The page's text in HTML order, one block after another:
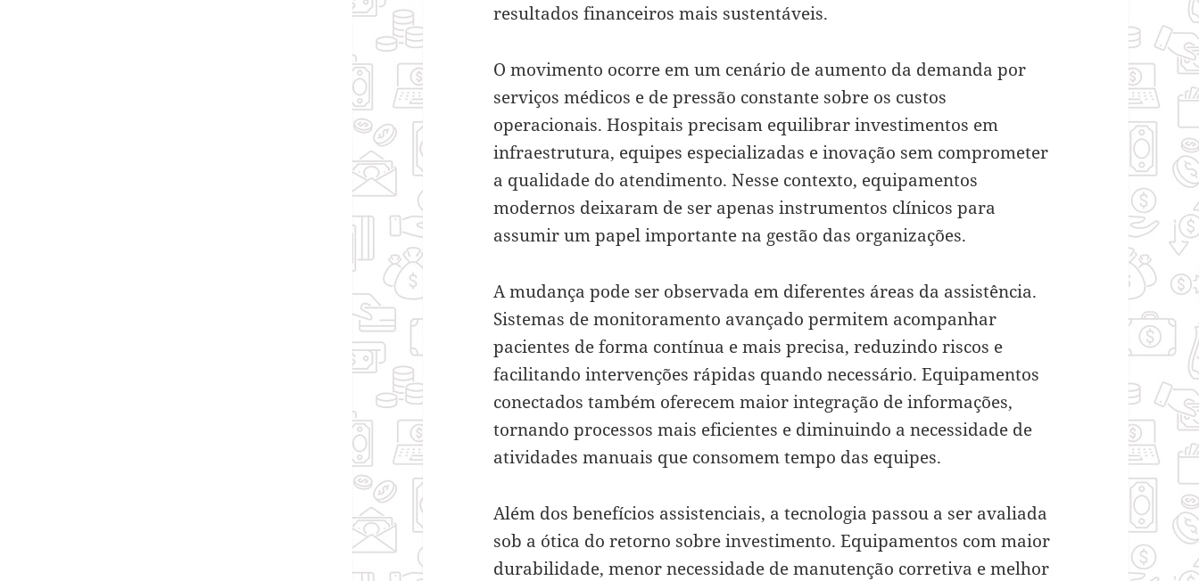
resultados financeiros mais sustentáveis.
O movimento ocorre em um cenário de aumento da demanda por
serviços médicos e de pressão constante sobre os custos
operacionais. Hospitais precisam equilibrar investimentos em
infraestrutura, equipes especializadas e inovação sem comprometer
a qualidade do atendimento. Nesse contexto, equipamentos
modernos deixaram de ser apenas instrumentos clínicos para
assumir um papel importante na gestão das organizações.
A mudança pode ser observada em diferentes áreas da assistência.
Sistemas de monitoramento avançado permitem acompanhar
pacientes de forma contínua e mais precisa, reduzindo riscos e
facilitando intervenções rápidas quando necessário. Equipamentos
conectados também oferecem maior integração de informações,
tornando processos mais eficientes e diminuindo a necessidade de
atividades manuais que consomem tempo das equipes.
Além dos benefícios assistenciais, a tecnologia passou a ser avaliada
sob a ótica do retorno sobre investimento. Equipamentos com maior
durabilidade, menor necessidade de manutenção corretiva e melhor